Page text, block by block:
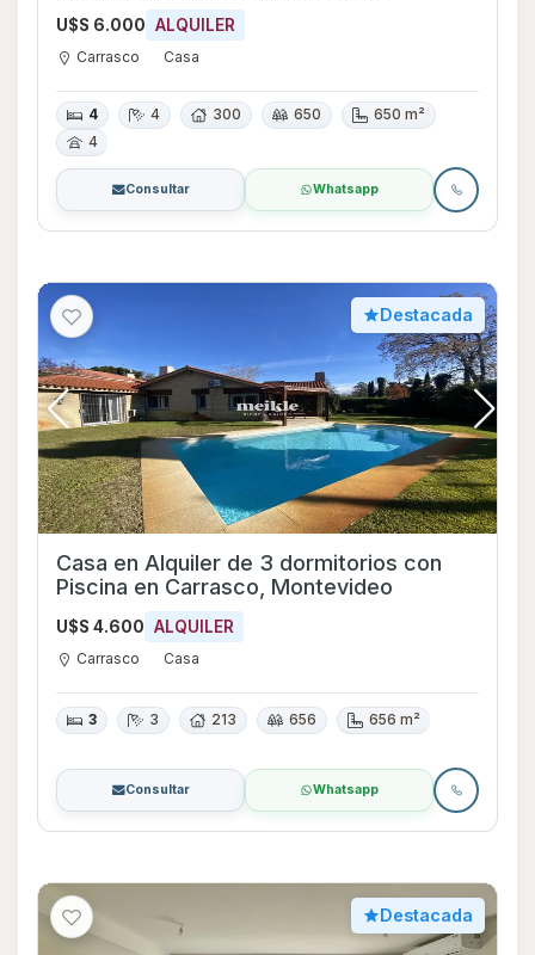
U$S 6.000 ALQUILER
Carrasco Casa
4 4 300 650
650 m²
4
Consultar Whatsapp
Destacada
Casa en Alquiler de 3 dormitorios con
Piscina en Carrasco, Montevideo
U$S 4.600 ALQUILER
Carrasco Casa
3 3 213 656 656 m²
Consultar Whatsapp
Destacada